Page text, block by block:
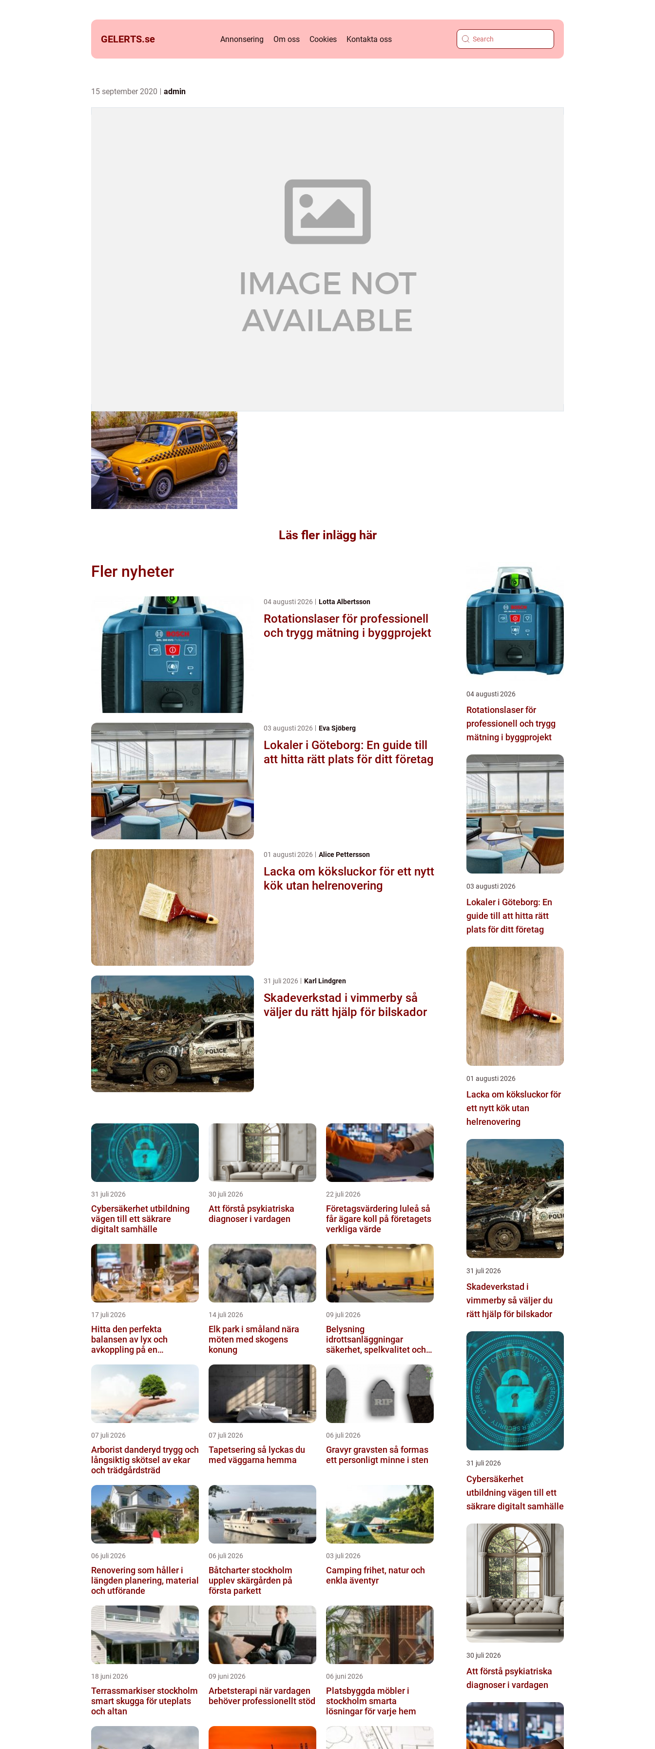
GELERTS.se Annonsering Om oss Cookies Kontakta oss
15 september 2020 admin
Läs fler inlägg här
Fler nyheter
04 augusti 2026 Lotta Albertsson
Rotationslaser för professionell
och trygg mätning i byggprojekt
03 augusti 2026 Eva Sjöberg
Lokaler i Göteborg: En guide till
att hitta rätt plats för ditt företag
01 augusti 2026 Alice Pettersson
Lacka om köksluckor för ett nytt
kök utan helrenovering
31 juli 2026 Karl Lindgren
Skadeverkstad i vimmerby så
väljer du rätt hjälp för bilskador
31 juli 2026
Cybersäkerhet utbildning
vägen till ett säkrare
digitalt samhälle
30 juli 2026
Att förstå psykiatriska
diagnoser i vardagen
22 juli 2026
Företagsvärdering luleå så
får ägare koll på företagets
verkliga värde
17 juli 2026
Hitta den perfekta
balansen av lyx och
avkoppling på en
14 juli 2026
Elk park i småland nära
möten med skogens
konung
09 juli 2026
Belysning
idrottsanläggningar
säkerhet, spelkvalitet och
07 juli 2026
Arborist danderyd trygg och
långsiktig skötsel av ekar
och trädgårdsträd
07 juli 2026
Tapetsering så lyckas du
med väggarna hemma
06 juli 2026
Gravyr gravsten så formas
ett personligt minne i sten
06 juli 2026
Renovering som håller i
längden planering, material
och utförande
06 juli 2026
Båtcharter stockholm
upplev skärgården på
första parkett
03 juli 2026
Camping frihet, natur och
enkla äventyr
18 juni 2026
Terrassmarkiser stockholm
smart skugga för uteplats
och altan
09 juni 2026
Arbetsterapi när vardagen
behöver professionellt stöd
06 juni 2026
Platsbyggda möbler i
stockholm smarta
lösningar för varje hem
04 augusti 2026
Rotationslaser för
professionell och trygg
mätning i byggprojekt
03 augusti 2026
Lokaler i Göteborg: En
guide till att hitta rätt
plats för ditt företag
01 augusti 2026
Lacka om köksluckor för
ett nytt kök utan
helrenovering
31 juli 2026
Skadeverkstad i
vimmerby så väljer du
rätt hjälp för bilskador
31 juli 2026
Cybersäkerhet
utbildning vägen till ett
säkrare digitalt samhälle
30 juli 2026
Att förstå psykiatriska
diagnoser i vardagen